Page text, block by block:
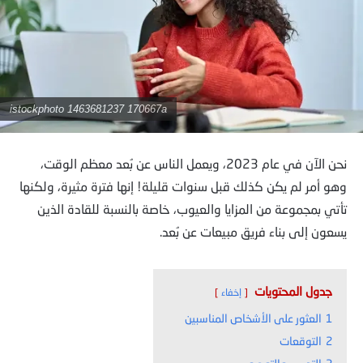
istockphoto 1463681237 170667a
نحن الآن في عام 2023، ويعمل الناس عن بُعد معظم الوقت،
وهو أمر لم يكن كذلك قبل سنوات قليلة! إنها فترة مثيرة، ولكنها
تأتي بمجموعة من المزايا والعيوب، خاصة بالنسبة للقادة الذين
يسعون إلى بناء فريق مبيعات عن بُعد.
جدول المحتويات إخفاء
1 العثور على الأشخاص المناسبين
2 التوقعات